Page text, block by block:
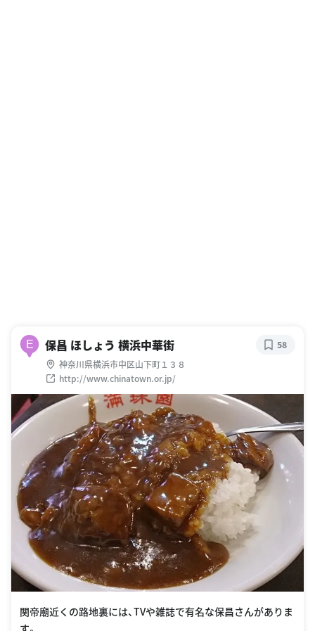
E 保昌 ほしょう 横浜中華街
神奈川県横浜市中区山下町１３８
http://www.chinatown.or.jp/
58
関帝廟近くの路地裏には、TVや雑誌で有名な保昌さんがありま